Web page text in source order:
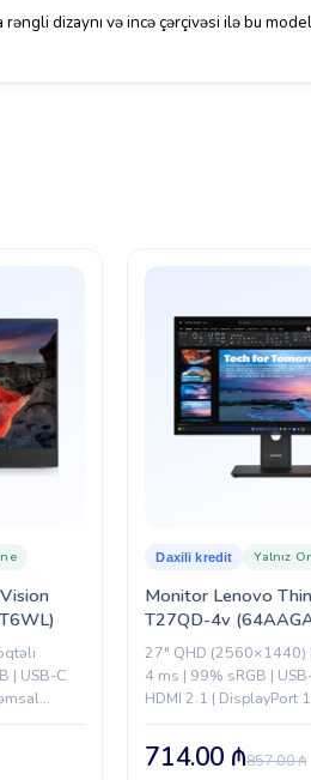
rəngli dizaynı və incə çərçivəsi ilə bu
| USB-C
Monitor Lenovo
T27QD-4v
Daxili kredit Yalnız
27" QHD (2560×1440)
4 ms | 99% sRGB |
HDMI 2.1 | DisplayPort
857.00₼
714.00 ₼